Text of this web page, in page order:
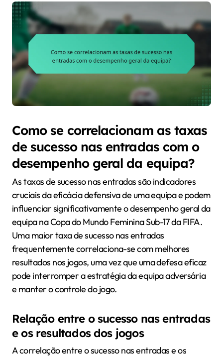
Como se correlacionam as taxas
de sucesso nas entradas com o
desempenho geral da equipa?
As taxas de sucesso nas entradas são indicadores
cruciais da eficácia defensiva de uma equipa e podem
influenciar significativamente o desempenho geral da
equipa na Copa do Mundo Feminina Sub-17 da FIFA.
Uma maior taxa de sucesso nas entradas
frequentemente correlaciona-se com melhores
resultados nos jogos, uma vez que uma defesa eficaz
pode interromper a estratégia da equipa adversária
e manter o controle do jogo.
Relação entre o sucesso nas entradas
e os resultados dos jogos
A correlação entre o sucesso nas entradas e os